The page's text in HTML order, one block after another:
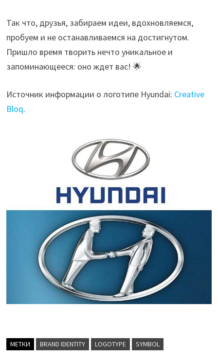
Так что, друзья, забираем идеи, вдохновляемся,
пробуем и не останавливаемся на достигнутом.
Пришло время творить нечто уникальное и
запоминающееся: оно ждет вас! 🌟
Источник информации о логотипе Hyundai: Creative
Bloq.
МЕТКИ BRAND IDENTITY LOGOTYPE SYMBOL